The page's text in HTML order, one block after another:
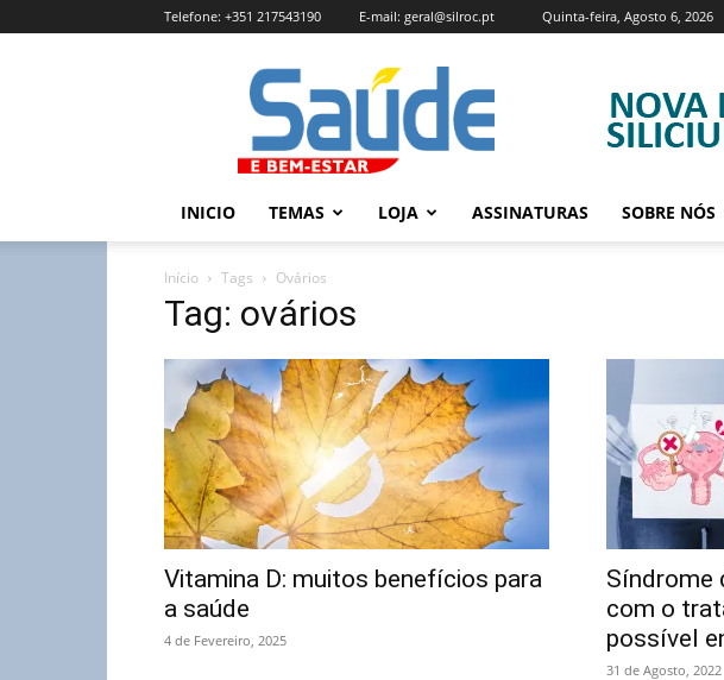
Quinta-feira, Agosto 6, 2026
Telefone: +351 217543190 E-mail: geral@silroc.pt
Revista
Saúde
e
Bem
Estar
Edição
INICIO TEMAS LOJA ASSINATURAS SOBRE NÓS
Início Tags Ovários
Tag: ovários
Vitamina D: muitos benefícios para
a saúde
4 de Fevereiro, 2025
Síndrome
com o
possível
31 de Agosto, 2022